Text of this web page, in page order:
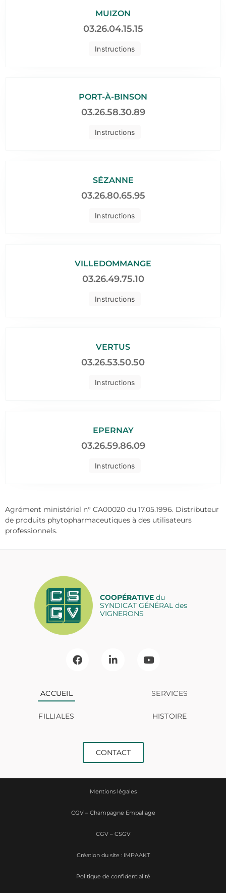
Instructions
MUIZON
03.26.04.15.15
Instructions
PORT-À-BINSON
03.26.58.30.89
Instructions
SÉZANNE
03.26.80.65.95
Instructions
VILLEDOMMANGE
03.26.49.75.10
Instructions
VERTUS
03.26.53.50.50
Instructions
EPERNAY
03.26.59.86.09
Agrément ministériel n° CA00020 du 17.05.1996. Distributeur
de produits phytopharmaceutiques à des utilisateurs
professionnels.
COOPÉRATIVEdu
SYNDICAT GÉNÉRAL des
VIGNERONS
ACCUEIL SERVICES
FILLIALES HISTOIRE
CONTACT
Mentions légales
CGV – Champagne Emballage
CGV – CSGV
Politique de confidentialité
Création du site : IMPAAKT